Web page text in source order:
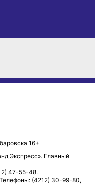
16+
Экспресс». Главный
47-55-48.
(4212) 30-99-80,